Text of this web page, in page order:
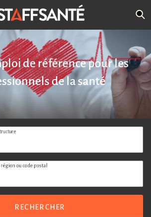
de référence pour les
de la santé
ou code postal
RECHERCHER